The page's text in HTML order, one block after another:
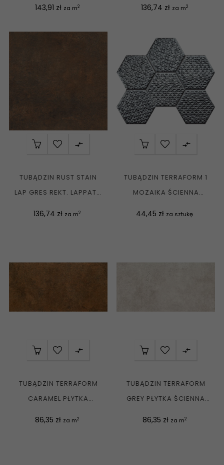
Cena
143,91 zł za m2 Cena
136,74 zł za m2

TUBĄDZIN RUST STAIN
LAP GRES REKT. LAPPATO
Cena
136,74 zł za m2

TUBĄDZIN TERRAFORM 1
MOZAIKA ŚCIENNA
Cena
44,45 zł za sztukę

TUBĄDZIN TERRAFORM
CARAMEL PŁYTKA
Cena
86,35 zł za m2

TUBĄDZIN TERRAFORM
GREY PŁYTKA ŚCIENNA
Cena
86,35 zł za m2